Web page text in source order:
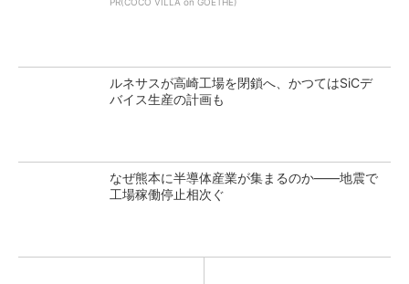
ルネサスが高崎工場を閉鎖へ、かつてはSiCデ
バイス生産の計画も
なぜ熊本に半導体産業が集まるのか――地震で
工場稼働停止相次ぐ